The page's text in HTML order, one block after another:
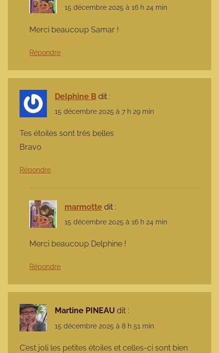
15 décembre 2025 à 16 h 24 min
Merci beaucoup Samar !
Répondre
Delphine B dit :
15 décembre 2025 à 7 h 29 min
Tes étoiles sont très belles
Bravo
Répondre
marmotte dit :
15 décembre 2025 à 16 h 24 min
Merci beaucoup Delphine !
Répondre
Martine PINEAU dit :
15 décembre 2025 à 8 h 51 min
C’est joli les petites étoiles et celles-ci sont bien